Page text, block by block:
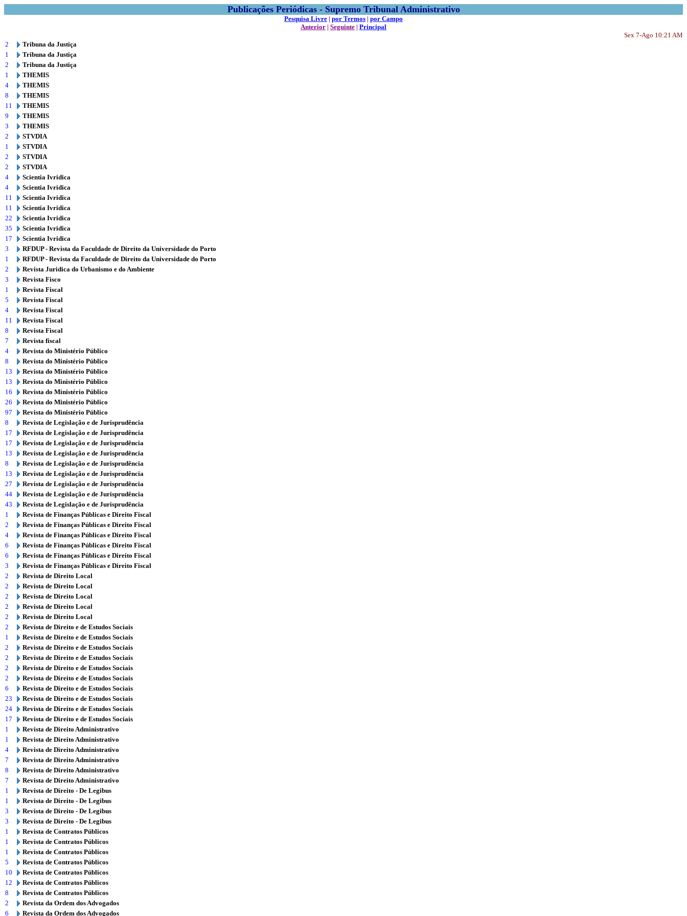
Publicações Periódicas - Supremo Tribunal Administrativo
Pesquisa Livre | por Termos | por Campo
Anterior | Seguinte | Principal
Sex 7-Ago 10:21 AM
2
Tribuna da Justiça
1
Tribuna da Justiça
2
Tribuna da Justiça
1
THEMIS
4
THEMIS
8
THEMIS
11
THEMIS
9
THEMIS
3
THEMIS
2
STVDIA
1
STVDIA
2
STVDIA
2
STVDIA
4
Scientia Ivridica
4
Scientia Ivridica
11
Scientia Ivridica
11
Scientia Ivridica
22
Scientia Ivridica
35
Scientia Ivridica
17
Scientia Ivridica
3
RFDUP - Revista da Faculdade de Direito da Universidade do Porto
1
RFDUP - Revista da Faculdade de Direito da Universidade do Porto
2
Revista Juridica do Urbanismo e do Ambiente
3
Revista Fisco
1
Revista Fiscal
5
Revista Fiscal
4
Revista Fiscal
11
Revista Fiscal
8
Revista Fiscal
7
Revista fiscal
4
Revista do Ministério Público
8
Revista do Ministério Público
13
Revista do Ministério Público
13
Revista do Ministério Público
16
Revista do Ministério Público
26
Revista do Ministério Público
97
Revista do Ministério Público
8
Revista de Legislação e de Jurisprudência
17
Revista de Legislação e de Jurisprudência
17
Revista de Legislação e de Jurisprudência
13
Revista de Legislação e de Jurisprudência
8
Revista de Legislação e de Jurisprudência
13
Revista de Legislação e de Jurisprudência
27
Revista de Legislação e de Jurisprudência
44
Revista de Legislação e de Jurisprudência
43
Revista de Legislação e de Jurisprudência
1
Revista de Finanças Públicas e Direito Fiscal
2
Revista de Finanças Públicas e Direito Fiscal
4
Revista de Finanças Públicas e Direito Fiscal
6
Revista de Finanças Públicas e Direito Fiscal
6
Revista de Finanças Públicas e Direito Fiscal
3
Revista de Finanças Públicas e Direito Fiscal
2
Revista de Direito Local
2
Revista de Direito Local
2
Revista de Direito Local
2
Revista de Direito Local
2
Revista de Direito Local
2
Revista de Direito e de Estudos Sociais
1
Revista de Direito e de Estudos Sociais
2
Revista de Direito e de Estudos Sociais
2
Revista de Direito e de Estudos Sociais
2
Revista de Direito e de Estudos Sociais
2
Revista de Direito e de Estudos Sociais
6
Revista de Direito e de Estudos Sociais
23
Revista de Direito e de Estudos Sociais
24
Revista de Direito e de Estudos Sociais
17
Revista de Direito e de Estudos Sociais
1
Revista de Direito Administrativo
1
Revista de Direito Administrativo
4
Revista de Direito Administrativo
7
Revista de Direito Administrativo
8
Revista de Direito Administrativo
7
Revista de Direito Administrativo
1
Revista de Direito - De Legibus
1
Revista de Direito - De Legibus
3
Revista de Direito - De Legibus
3
Revista de Direito - De Legibus
1
Revista de Contratos Públicos
1
Revista de Contratos Públicos
1
Revista de Contratos Públicos
5
Revista de Contratos Públicos
10
Revista de Contratos Públicos
12
Revista de Contratos Públicos
8
Revista de Contratos Públicos
2
Revista da Ordem dos Advogados
6
Revista da Ordem dos Advogados